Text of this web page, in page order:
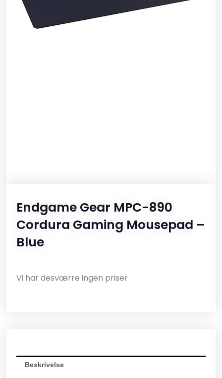
Endgame Gear MPC-890
Cordura Gaming Mousepad –
Blue
Vi har desværre ingen priser
Beskrivelse